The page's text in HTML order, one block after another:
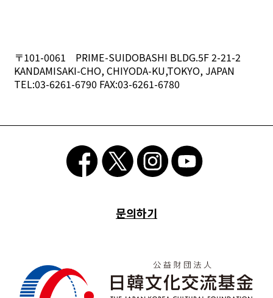
〒101-0061 PRIME-SUIDOBASHI BLDG.5F 2-21-2
KANDAMISAKI-CHO, CHIYODA-KU,TOKYO, JAPAN
TEL:03-6261-6790 FAX:03-6261-6780
문의하기